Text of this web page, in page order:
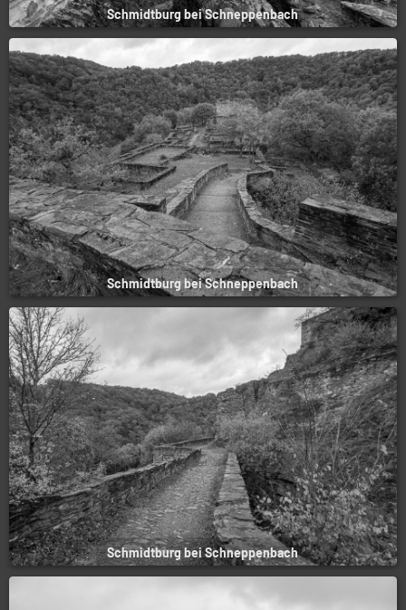
Schmidtburg bei Schneppenbach
Schmidtburg bei Schneppenbach
Schmidtburg bei Schneppenbach